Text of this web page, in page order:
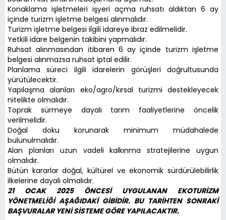
Konaklama işletmeleri işyeri açma ruhsatı aldıktan 6 ay
içinde turizm işletme belgesi alınmalıdır.
Turizm işletme belgesi ilgili idareye ibraz edilmelidir.
Yetkili idare belgenin takibini yapmalıdır.
Ruhsat alınmasından itibaren 6 ay içinde turizm işletme
belgesi alınmazsa ruhsat iptal edilir.
Planlama süreci ilgili idarelerin görüşleri doğrultusunda
yürütülecektir.
Yapılaşma alanları eko/agro/kırsal turizmi destekleyecek
nitelikte olmalıdır.
Toprak sürmeye dayalı tarım faaliyetlerine öncelik
verilmelidir.
Doğal doku korunarak minimum müdahalede
bulunulmalıdır.
Alan planları uzun vadeli kalkınma stratejilerine uygun
olmalıdır.
Bütün kararlar doğal, kültürel ve ekonomik sürdürülebilirlik
ilkelerine dayalı olmalıdır.
21 OCAK 2025 ÖNCESİ UYGULANAN EKOTURİZM
YÖNETMELİĞİ AŞAĞIDAKİ GİBİDİR. BU TARİHTEN SONRAKİ
BAŞVURALAR YENİ SİSTEME GÖRE YAPILACAKTIR.